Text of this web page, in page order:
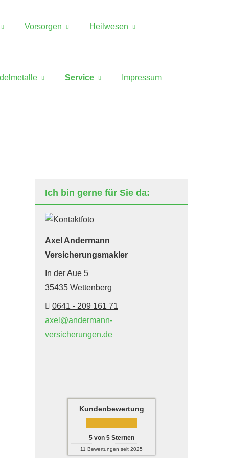
Vorsorgen Heilwesen
Service Impressum
Ich bin gerne für Sie da:
Axel Andermann
Ver­sicherungs­makler
In der Aue 5
35435 Wettenberg
0641 - 209 161 71
axel@andermann-
versicherungen.de
Kundenbewertung
5von 5Sternen
11 Bewertungen seit 2025